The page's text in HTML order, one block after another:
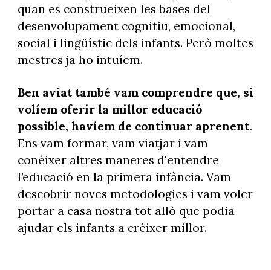
quan es construeixen les bases del
desenvolupament cognitiu, emocional,
social i lingüístic dels infants. Però moltes
mestres ja ho intuíem.
Ben aviat també vam comprendre que, si
volíem oferir la millor educació
possible, havíem de continuar aprenent.
Ens vam formar, vam viatjar i vam
conèixer altres maneres d'entendre
l’educació en la primera infància. Vam
descobrir noves metodologies i vam voler
portar a casa nostra tot allò que podia
ajudar els infants a créixer millor.